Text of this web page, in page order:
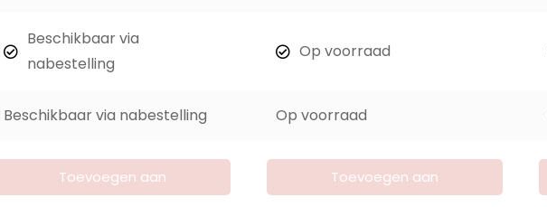
Beschikbaar via
nabestelling
Op voorraad
Beschikbaar via nabestelling Op voorraad
Toevoegen aan
Toevoegen aan